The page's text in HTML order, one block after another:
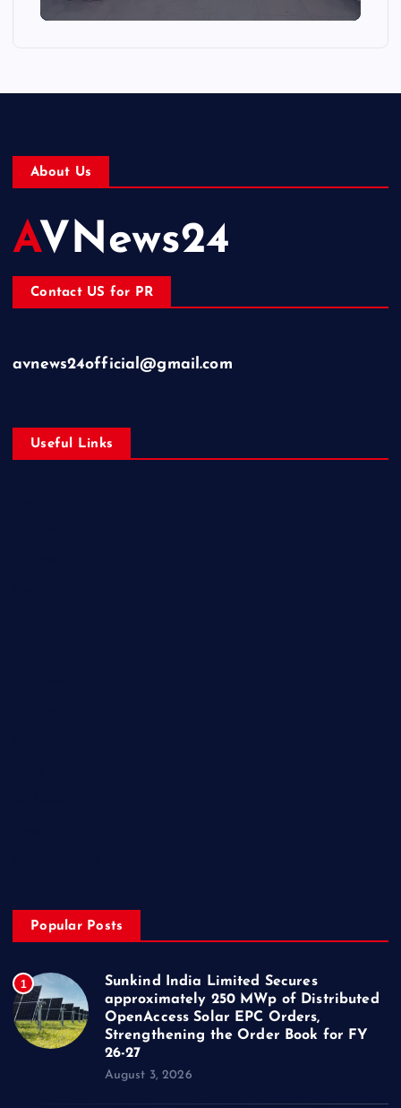
About Us
AVNews24
Contact US for PR
avnews24official@gmail.com
Useful Links
Popular Posts
1
Sunkind India Limited Secures
approximately 250 MWp of Distributed
OpenAccess Solar EPC Orders,
Strengthening the Order Book for FY
26-27
August 3, 2026